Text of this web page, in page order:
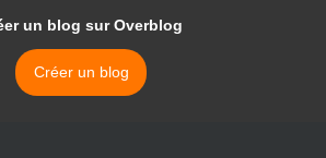
un blog sur Overblog
Créer un blog